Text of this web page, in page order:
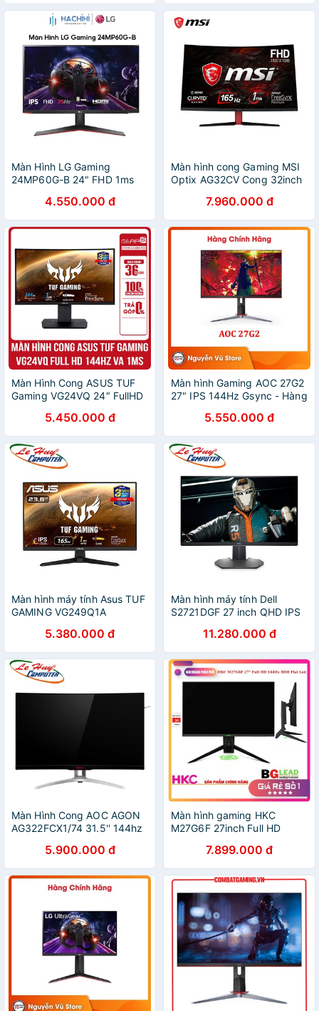
Màn Hình LG Gaming
24MP60G-B 24" FHD 1ms
4.550.000 đ
Màn hình cong Gaming MSI
Optix AG32CV Cong 32inch
7.960.000 đ
Màn Hình Cong ASUS TUF
Gaming VG24VQ 24″ FullHD
5.450.000 đ
Màn hình Gaming AOC 27G2
27" IPS 144Hz Gsync - Hàng
5.550.000 đ
Màn hình máy tính Asus TUF
GAMING VG249Q1A
5.380.000 đ
Màn hình máy tính Dell
S2721DGF 27 inch QHD IPS
11.280.000 đ
Màn Hình Cong AOC AGON
AG322FCX1/74 31.5'' 144hz
5.900.000 đ
Màn hình gaming HKC
M27G6F 27inch Full HD
7.899.000 đ